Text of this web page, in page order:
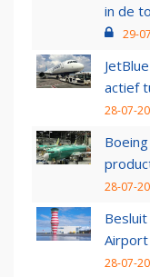
in de
29-
actief
28-07-
28-07-
28-07-